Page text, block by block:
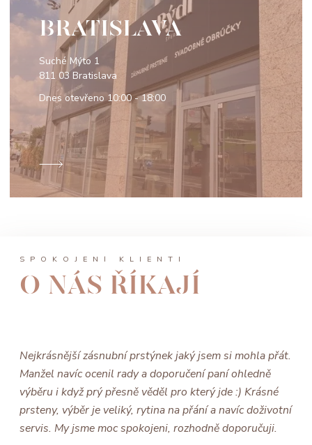
BRATISLAVA
Suché Mýto 1
811 03 Bratislava
Dnes otevřeno10:00 - 18:00
SPOKOJENÍ KLIENTI
O NÁS ŘÍKAJÍ
Nejkrásnější zásnubní prstýnek jaký jsem si mohla přát.
Manžel navíc ocenil rady a doporučení paní ohledně
výběru i když prý přesně věděl pro který jde :) Krásné
prsteny, výběr je veliký, rytina na přání a navíc doživotní
servis. My jsme moc spokojeni, rozhodně doporučuji.